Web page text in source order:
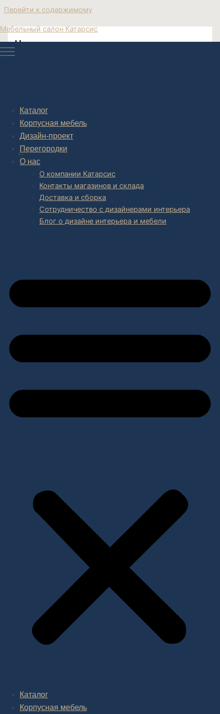
Перейти к содержимому
Мебельный салон Катарсис
Каталог
Корпусная мебель
Дизайн-проект
Перегородки
О нас
О компании Катарсис
Контакты магазинов и склада
Доставка и сборка
Сотрудничество с дизайнерами интерьера
Блог о дизайне интерьера и мебели
Каталог
Корпусная мебель
На заказ стулья кресла для кухни
Post navigation
НАЗАД
дизайн проекта интерьера,
В салоне мебелииинтернет магазине дизайнерской мебели